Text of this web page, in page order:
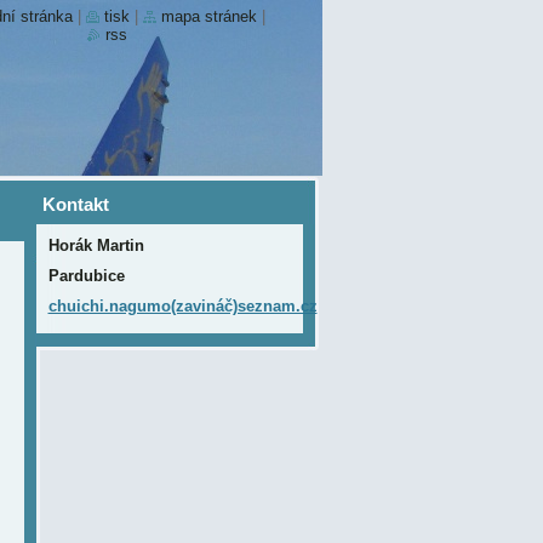
Kontakt
Horák Martin
Pardubice
chuichi.nagumo(zavináč)seznam.cz
stránka tisk mapa stránek
rss